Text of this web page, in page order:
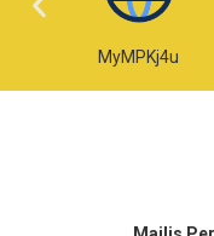
MyMPKj4u